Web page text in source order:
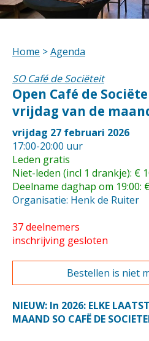
Home >Agenda
SO Café de Sociëteit
Open Café de
vrijdag van de
vrijdag 27 februari 2026
17:00-20:00 uur
Leden gratis
Niet-leden (incl 1 drankje): €
Deelname daghap om 19:00:
Organisatie: Henk de Ruiter
37 deelnemers
inschrijving gesloten
Bestellen is niet
NIEUW: In 2026: ELKE
MAAND SO CAFË DE